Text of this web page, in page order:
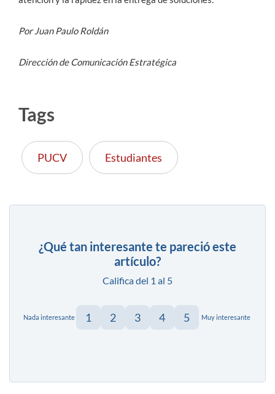
Por Juan Paulo Roldán
Dirección de Comunicación Estratégica
Tags
PUCV Estudiantes
¿Qué tan interesante te pareció este
artículo?
Califica del 1 al 5
Nada interesante 1 2 3 4 5 Muy interesante